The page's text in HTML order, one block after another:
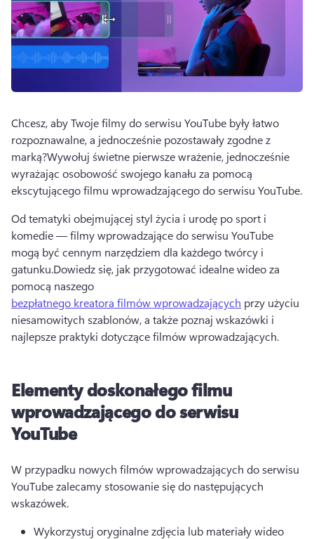
Chcesz, aby Twoje filmy do serwisu YouTube były łatwo
rozpoznawalne, a jednocześnie pozostawały zgodne z
marką?Wywołuj świetne pierwsze wrażenie, jednocześnie
wyrażając osobowość swojego kanału za pomocą
Od tematyki obejmującej styl życia i urodę po sport i
komedie — filmy wprowadzające do serwisu YouTube
mogą być cennym narzędziem dla każdego twórcy i
gatunku.Dowiedz się, jak przygotować idealne wideo za
pomocą naszego
bezpłatnego kreatora filmów wprowadzających przy użyciu
niesamowitych szablonów, a także poznaj wskazówki i
najlepsze praktyki dotyczące filmów wprowadzających.
Elementy doskonałego filmu
wprowadzającego do serwisu
YouTube
W przypadku nowych filmów wprowadzających do serwisu
YouTube zalecamy stosowanie się do następujących
wskazówek.
Wykorzystuj oryginalne zdjęcia lub materiały wideo